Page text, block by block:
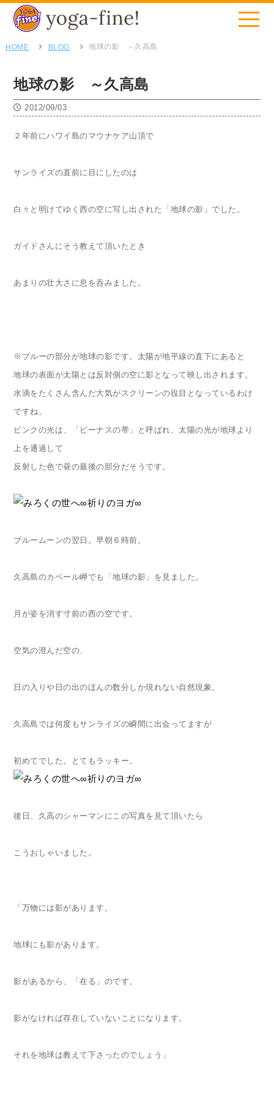
HOME BLOG 地球の影 ～久高島
地球の影 ～久高島
2012/09/03
２年前にハワイ島のマウナケア山頂で
サンライズの直前に目にしたのは
白々と明けてゆく西の空に写し出された「地球の影」でした。
ガイドさんにそう教えて頂いたとき
あまりの壮大さに息を呑みました。
※ブルーの部分が地球の影です。太陽が地平線の直下にあると
地球の表面が太陽とは反対側の空に影となって映し出されます。
水滴をたくさん含んだ大気がスクリーンの役目となっているわけ
ですね。
ピンクの光は、「ビーナスの帯」と呼ばれ、太陽の光が地球より
上を通過して
反射した色で昼の最後の部分だそうです。
ブルームーンの翌日。早朝６時前。
久高島のカベール岬でも「地球の影」を見ました。
月が姿を消す寸前の西の空です。
空気の澄んだ空の、
日の入りや日の出のほんの数分しか現れない自然現象。
久高島では何度もサンライズの瞬間に出会ってますが
初めてでした。とてもラッキー。
後日、久高のシャーマンにこの写真を見て頂いたら
こうおしゃいました。
「万物には影があります。
地球にも影があります。
影があるから、「在る」のです。
影がなければ存在していないことになります。
それを地球は教えて下さったのでしょう」